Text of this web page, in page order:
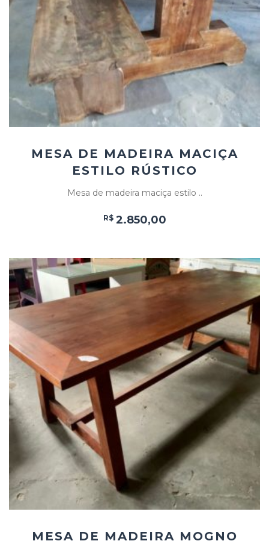
Add
ao
Favoritos
MESA DE MADEIRA MACIÇA
ESTILO RÚSTICO
Mesa de madeira maciça estilo ..
R$ 2.850,00
MESA DE MADEIRA MOGNO